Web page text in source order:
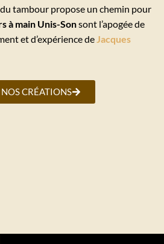
tambour propose un chemin pour
à main Unis-Sonsont l’apogée de
et d’expérience deJacques
CRÉATIONS